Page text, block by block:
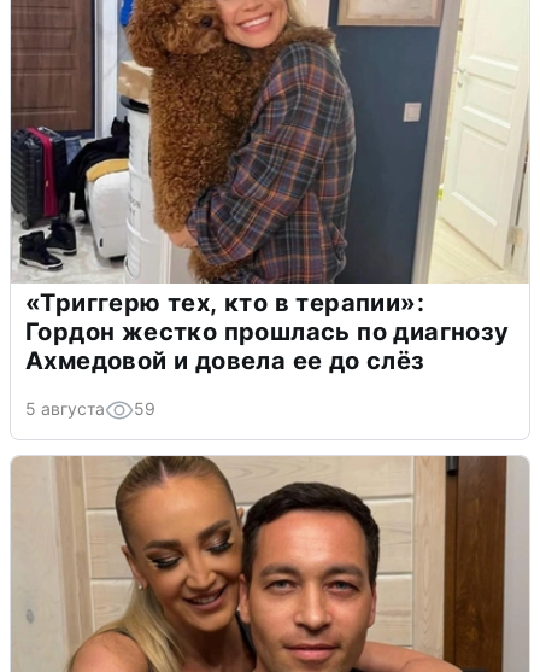
«Триггерю тех, кто в терапии»:
Гордон жестко прошлась по диагнозу
Ахмедовой и довела ее до слёз
5 августа 59